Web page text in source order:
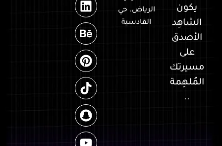
يكون
الشاهِد
الأصدق
على
مسيرتك
المُلهِمة
..
الرياض. حي
القادسية